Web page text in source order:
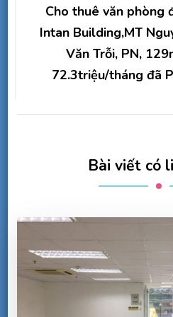
Cho thuê văn phòng
Intan Building,MT
Văn Trỗi, PN,
72.3triệu/tháng đã
Bài viết có